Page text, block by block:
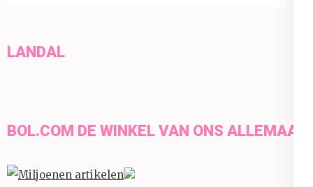
LANDAL
BOL.COM DE WINKEL VAN ONS ALLEMAAL